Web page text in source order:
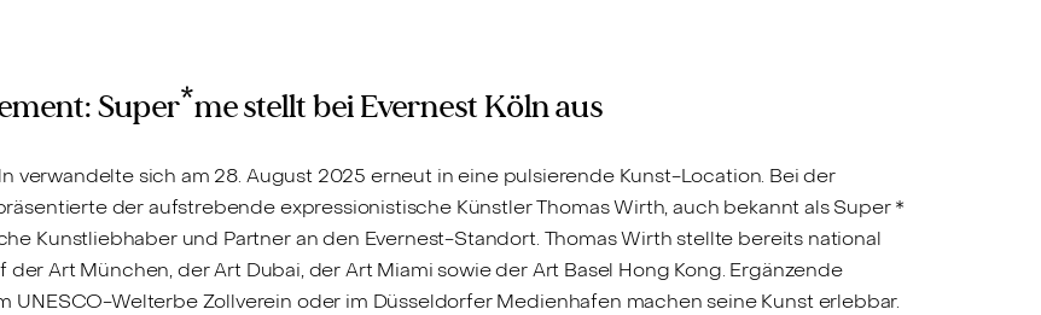
Super*me stellt bei Evernest Köln aus
verwandelte sich am 28. August 2025 erneut in eine pulsierende Kunst-Location. Bei der
der aufstrebende expressionistische Künstler Thomas Wirth, auch bekannt als Super *
Kunstliebhaber und Partner an den Evernest-Standort. Thomas Wirth stellte bereits national
der Art München, der Art Dubai, der Art Miami sowie der Art Basel Hong Kong. Ergänzende
UNESCO-Welterbe Zollverein oder im Düsseldorfer Medienhafen machen seine Kunst erlebbar.